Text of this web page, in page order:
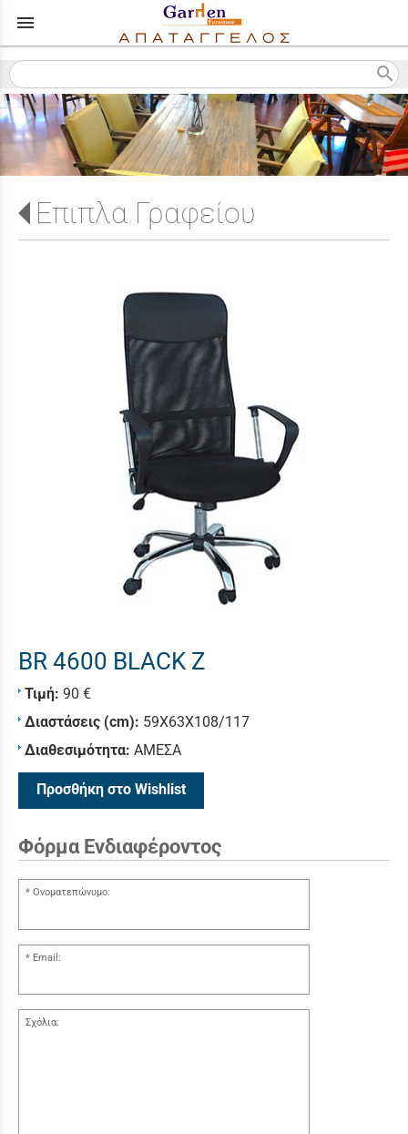
menu
search
Επιπλα Γραφείου
BR 4600 BLACK Z
Τιμή: 90 €
Διαστάσεις (cm): 59X63X108/117
Διαθεσιμότητα: ΑΜΕΣΑ
Προσθήκη στο Wishlist
Φόρμα Ενδιαφέροντος
Ονοματεπώνυμο:
Email:
Σχόλια: